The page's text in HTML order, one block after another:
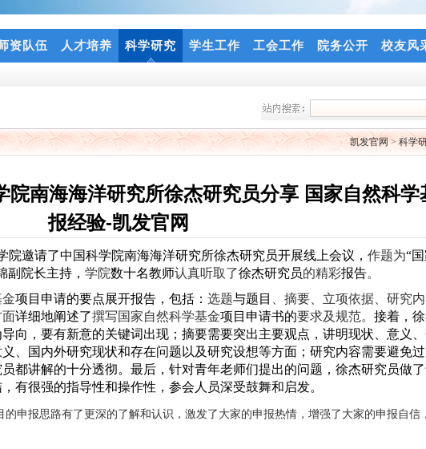
资队伍 人才培养 科学研究 学生工作 工会工作 院务公开 校友风
凯发官网>科学
南海海洋研究所徐杰研究员分享 国家自然科学
报经验-凯发官网
院邀请了中国科学院南海海洋研究所徐杰研究员开展线上会议， 作题为“
副院长主持， 学院数十名教师认真听取了徐杰研究员的精彩报告。
项目申请的要点展开报告，包括： 选题与题目 、摘要、立项依据、研究
面详细地阐述了撰写国家自然科学基金项目申请书的要求及规范。 接着，
向，要有新意的关键词出现；摘要需要突出主要观点，讲明现状、意义
、国内外研究现状和存在问题以及研究设想等方面；研究内容需要避免
都讲解的十分透彻。 最后，针对青年老师们提出的问题，徐杰研究员做
有很强的指导性和操作性，参会人员深受鼓舞和启发。
申报思路有了更深的了解和认识，激发了大家的申报热情， 增强了大家的申报自信，